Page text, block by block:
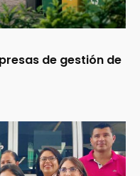
de gestión de